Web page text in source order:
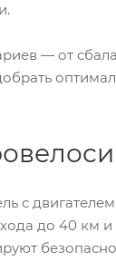
— от
с
до 40 км